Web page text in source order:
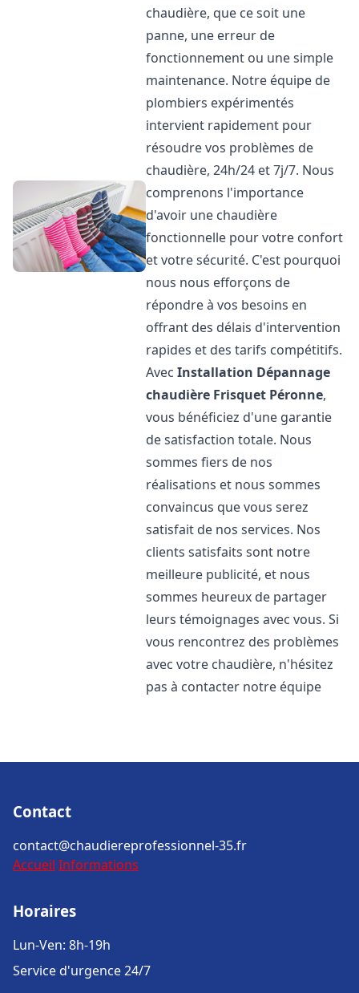
chaudière, que ce soit une
panne, une erreur de
fonctionnement ou une simple
maintenance. Notre équipe de
plombiers expérimentés
intervient rapidement pour
résoudre vos problèmes de
chaudière, 24h/24 et 7j/7. Nous
comprenons l'importance
d'avoir une chaudière
fonctionnelle pour votre confort
et votre sécurité. C'est pourquoi
nous nous efforçons de
répondre à vos besoins en
offrant des délais d'intervention
rapides et des tarifs compétitifs.
AvecInstallation Dépannage
chaudière Frisquet Péronne,
vous bénéficiez d'une garantie
de satisfaction totale. Nous
sommes fiers de nos
réalisations et nous sommes
convaincus que vous serez
satisfait de nos services. Nos
clients satisfaits sont notre
meilleure publicité, et nous
sommes heureux de partager
leurs témoignages avec vous. Si
vous rencontrez des problèmes
avec votre chaudière, n'hésitez
pas à contacter notre équipe
Contact
contact@chaudiereprofessionnel-35.fr
Accueil Informations
Horaires
Lun-Ven: 8h-19h
Service d'urgence 24/7